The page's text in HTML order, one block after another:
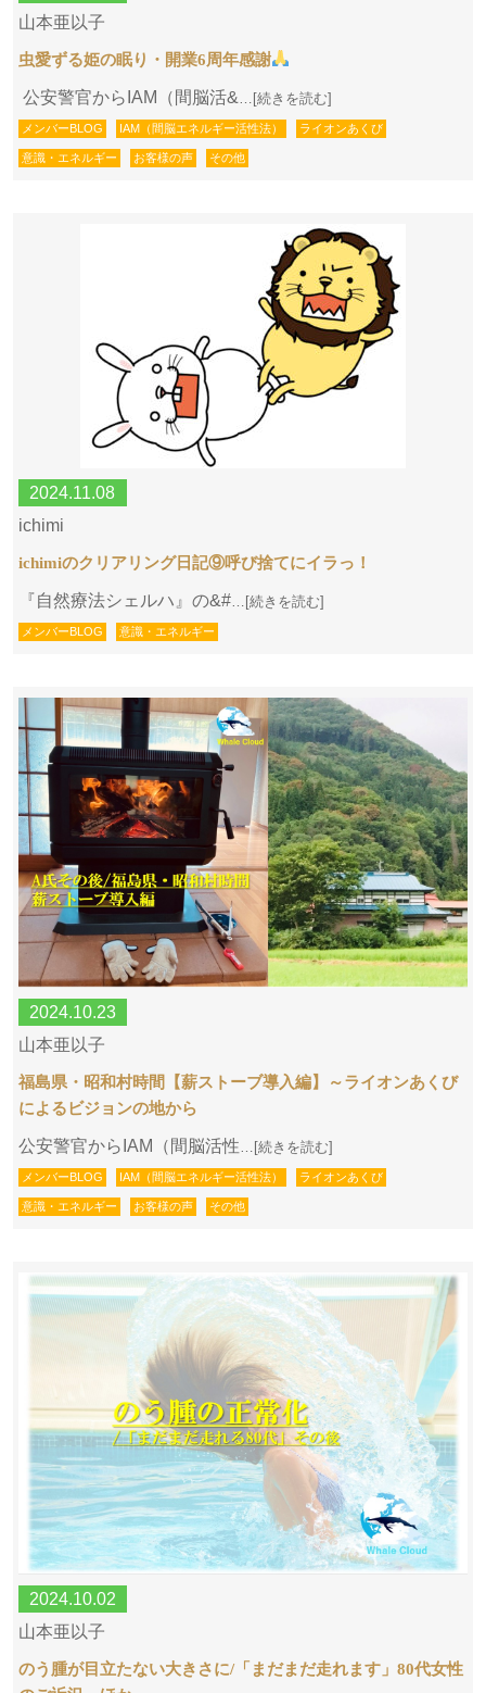
山本亜以子
虫愛ずる姫の眠り・開業6周年感謝
公安警官からIAM（間脳活& …[続きを読む]
メンバーBLOG IAM（間脳エネルギー活性法） ライオンあくび
意識・エネルギー お客様の声 その他
2024.11.08
ichimi
ichimiのクリアリング日記⑨呼び捨てにイラっ！
『自然療法シェルハ』の&#…[続きを読む]
メンバーBLOG 意識・エネルギー
2024.10.23
山本亜以子
福島県・昭和村時間【薪ストーブ導入編】～ライオンあくび
によるビジョンの地から
公安警官からIAM（間脳活性…[続きを読む]
メンバーBLOG IAM（間脳エネルギー活性法） ライオンあくび
意識・エネルギー お客様の声 その他
2024.10.02
山本亜以子
のう腫が目立たない大きさに/「まだまだ走れます」80代女性